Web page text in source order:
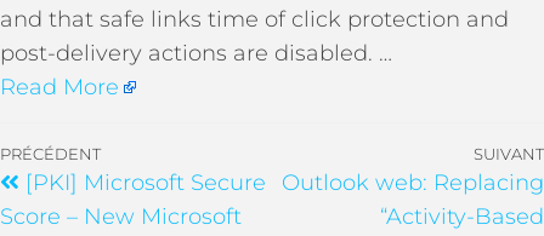
and that safe links time of click protection and
post-delivery actions are disabled. …
Read More
PRÉCÉDENT
[PKI] Microsoft Secure
Score – New Microsoft
SUIVANT
Outlook web: Replacing
“Activity-Based